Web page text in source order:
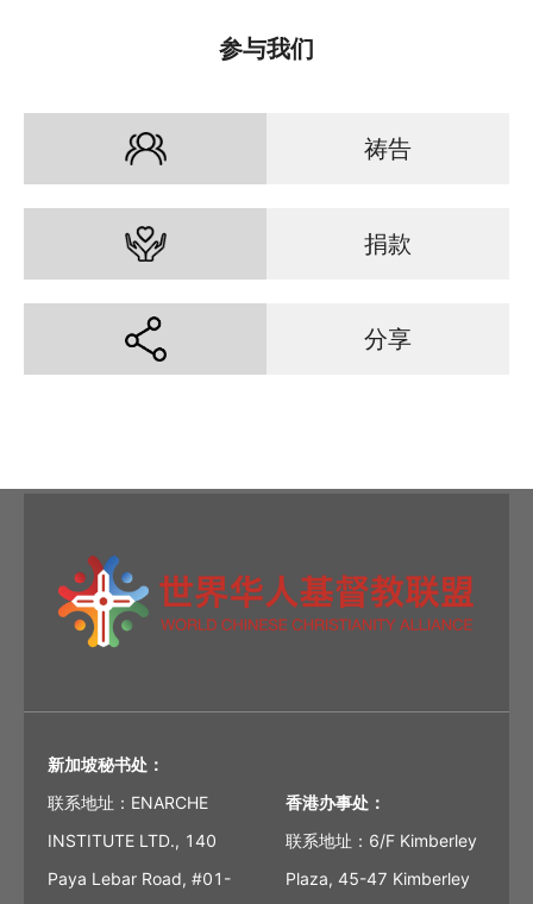
参与我们
祷告
捐款
分享
新加坡秘书处：
联系地址：ENARCHE
INSTITUTE LTD., 140
Paya Lebar Road, #01-
香港办事处：
联系地址：6/F Kimberley
Plaza, 45-47 Kimberley